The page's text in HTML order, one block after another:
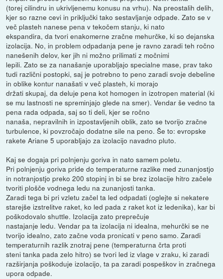
(torej cilindru in ukrivljenemu konusu na vrhu). Na preostalih delih,
kjer so razne cevi in priključki tako sestavljanje odpade. Zato se v
več plasteh nanese pena v tekočem stanju, ki nato
ekspandira, da tvori enakomerne zračne mehurčke, ki so dejanska
izolacija. No, in problem odpadanja pene je ravno zaradi teh ročno
nanešenih delov, ker jih ni možno prilimati z močnimi
lepili. Zato se za nanašanje uporabljajo specialne mase, prav tako
tudi različni postopki, saj je potrebno to peno zaradi svoje debeline
in oblike kontur nanašati v več plasteh, ki morajo
držati skupaj, da deluje pena kot homogen in izotropen material (ki
se mu lastnosti ne spreminjajo glede na smer). Vendar še vedno ta
pena rada odpada, saj so ti deli, kjer se ročno
nanaša, nepravilnih in izpostavljenih oblik, zato se tvorijo zračne
turbulence, ki povzročajo dodatne sile na peno. Še to: evropske
rakete Ariane 5 uporabljajo za izolacijo navadno pluto.
Kaj se dogaja pri polnjenju goriva in nato samem poletu.
Pri polnjenju goriva pride do temperaturne razlike med zunanjostjo
in notranjostjo preko 200 stopinj in bi se brez izolacije hitro začele
tvoriti plošče vodnega ledu na zunanjosti tanka.
Zaradi tega bi pri vzletu začel ta led odpadati (oglejte si nekatere
starejše izstrelitve raket, ko led pada z raket kot iz ledenika), kar bi
poškodovalo shuttle. Izolacija zato preprečuje
nastajanje ledu. Vendar pa ta izolacija ni idealna, mehurčki se ne
tvorijo idealno, zato začne voda pronicati v peno samo. Zaradi
temperaturnih razlik znotraj pene (temperaturna črta proti
steni tanka pada zelo hitro) se tvori led iz vlage v zraku, ki zaradi
razširjanja poškoduje izolacijo, ta pa zaradi pospeškov in zračnega
upora odpade.